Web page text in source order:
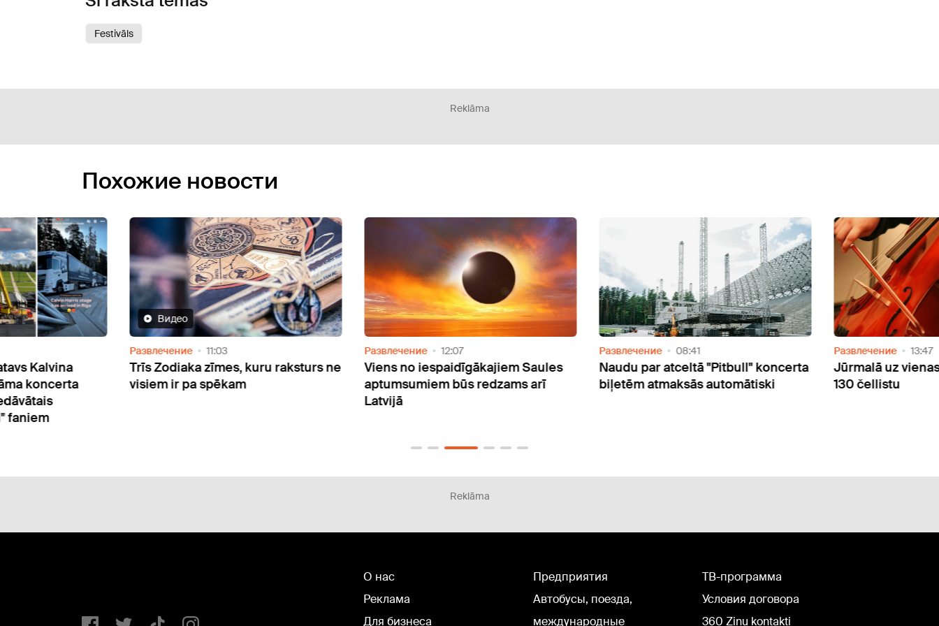
Festivāls
Reklāma
Похожие новости
Kalvina
koncerta
faniem
Видео
Развлечение 11:03
Trīs Zodiaka zīmes, kuru raksturs ne
visiem ir pa spēkam
Развлечение 12:07
Viens no iespaidīgākajiem Saules
aptumsumiem būs redzams arī
Latvijā
Развлечение 08:41
Naudu par atceltā "Pitbull" koncerta
biļetēm atmaksās automātiski
Развлечение 13:47
Jūrmalā uz
130 čellistu
Reklāma
О нас
Реклама
Для бизнеса
Предприятия
Автобусы, поезда,
международные
TВ-программа
Условия договора
360 Ziņu kontakti